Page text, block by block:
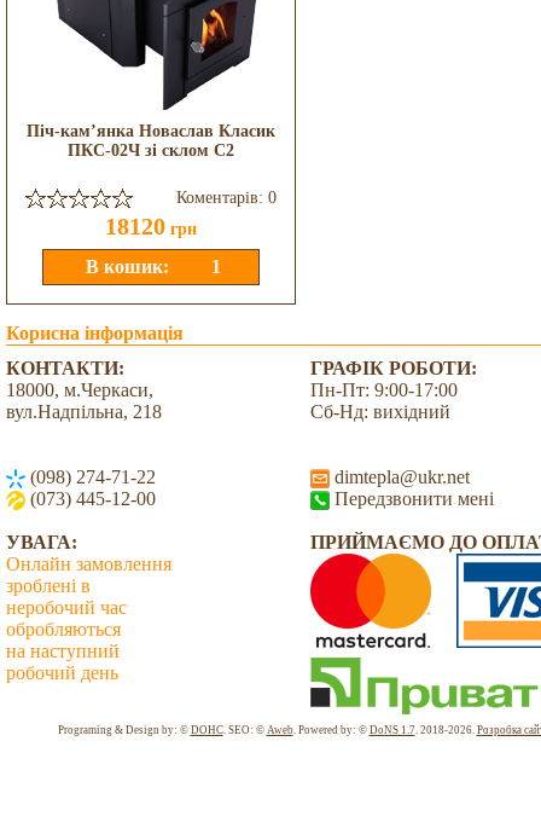
Піч-кам’янка Новаслав Класик
ПКС-02Ч зі склом C2
Коментарів: 0
18120 грн
Корисна інформація
КОНТАКТИ:
18000, м.Черкаси,
вул.Надпільна, 218
(098) 274-71-22
(073) 445-12-00
ГРАФІК РОБОТИ:
Пн-Пт: 9:00-17:00
Сб-Нд: вихідний
dimtepla@ukr.net
Передзвонити мені
УВАГА:
Онлайн замовлення
зроблені в
неробочий час
обробляються
на наступний
робочий день
ПРИЙМАЄМО ДО
Programing & Design by: © DOHC. SEO: © Aweb. Powered by: © DoNS 1.7. 2018-2026. Розробка